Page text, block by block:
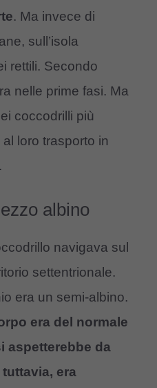
. Ma invece di
sull’isola
rettili. Secondo
nelle prime fasi. Ma
coccodrilli più
loro trasporto in
albino
navigava sul
settentrionale.
era un semi-albino.
era del normale
aspetterebbe da
era